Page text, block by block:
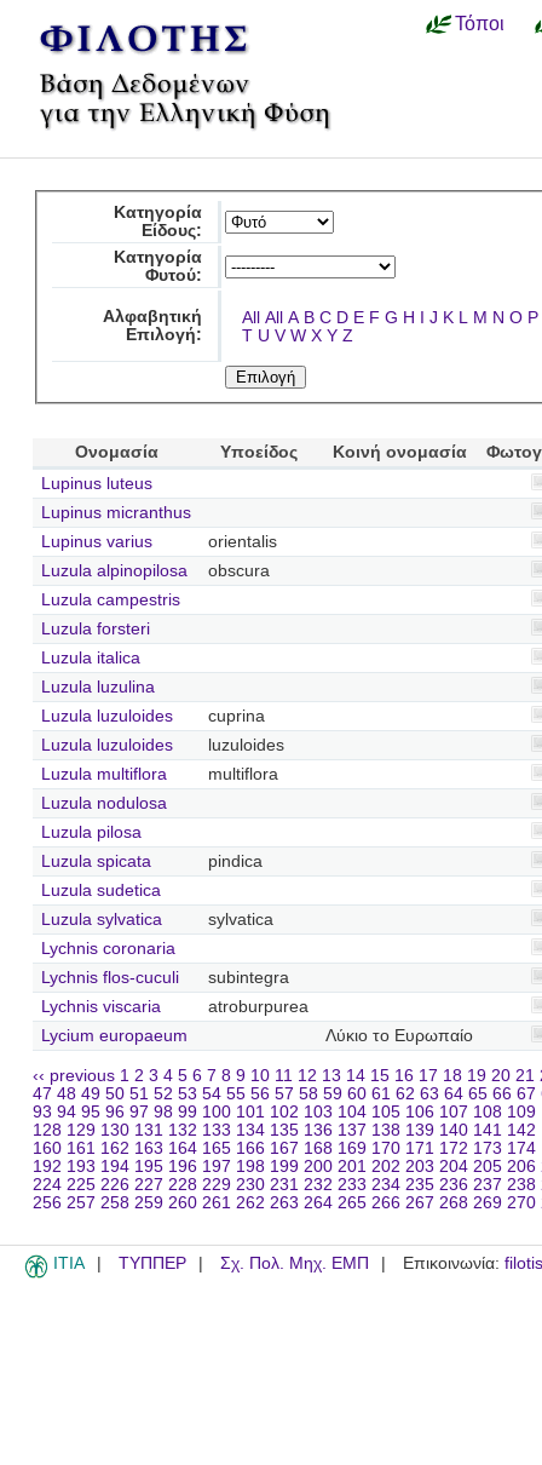
Τόποι
Κατηγορία
Είδους:
Κατηγορία
Φυτού:
Αλφαβητική
Επιλογή:
All All A B C D E F G H I J K L M N O P
T U V W X Y Z
Ονομασία Υποείδος Κοινή ονομασία
Lupinus luteus
Lupinus micranthus
Lupinus varius
orientalis
Luzula alpinopilosa
obscura
Luzula campestris
Luzula forsteri
Luzula italica
Luzula luzulina
Luzula luzuloides
cuprina
Luzula luzuloides
luzuloides
Luzula multiflora
multiflora
Luzula nodulosa
Luzula pilosa
Luzula spicata
pindica
Luzula sudetica
Luzula sylvatica
sylvatica
Lychnis coronaria
Lychnis flos-cuculi
subintegra
Lychnis viscaria
atroburpurea
Lycium europaeum
Λύκιο το Ευρωπαίο
‹‹ previous 1 2 3 4 5 6 7 8 9 10 11 12 13 14 15 16 17 18 19 20 21
47 48 49 50 51 52 53 54 55 56 57 58 59 60 61 62 63 64 65 66 67
93 94 95 96 97 98 99 100 101 102 103 104 105 106 107 108 109
128 129 130 131 132 133 134 135 136 137 138 139 140 141 142
160 161 162 163 164 165 166 167 168 169 170 171 172 173 174
192 193 194 195 196 197 198 199 200 201 202 203 204 205 206
224 225 226 227 228 229 230 231 232 233 234 235 236 237 238
256 257 258 259 260 261 262 263 264 265 266 267 268 269 270
ITIA ΤΥΠΠΕΡ Σχ. Πολ. Μηχ. ΕΜΠ Επικοινωνία: